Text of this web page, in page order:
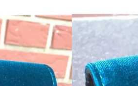
Billedet viser
Modellen er
Indvendigt er
Deusden er 1